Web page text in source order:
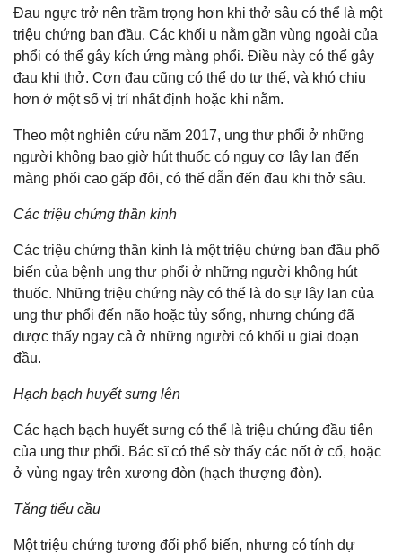
Đau ngực trở nên trầm trọng hơn khi thở sâu có thể là một
triệu chứng ban đầu. Các khối u nằm gần vùng ngoài của
phổi có thể gây kích ứng màng phổi. Điều này có thể gây
đau khi thở. Cơn đau cũng có thể do tư thế, và khó chịu
hơn ở một số vị trí nhất định hoặc khi nằm.
Theo một nghiên cứu năm 2017, ung thư phổi ở những
người không bao giờ hút thuốc có nguy cơ lây lan đến
màng phổi cao gấp đôi, có thể dẫn đến đau khi thở sâu.
Các triệu chứng thần kinh
Các triệu chứng thần kinh là một triệu chứng ban đầu phổ
biến của bệnh ung thư phổi ở những người không hút
thuốc. Những triệu chứng này có thể là do sự lây lan của
ung thư phổi đến não hoặc tủy sống, nhưng chúng đã
được thấy ngay cả ở những người có khối u giai đoạn
đầu.
Hạch bạch huyết sưng lên
Các hạch bạch huyết sưng có thể là triệu chứng đầu tiên
của ung thư phổi. Bác sĩ có thể sờ thấy các nốt ở cổ, hoặc
ở vùng ngay trên xương đòn (hạch thượng đòn).
Tăng tiểu cầu
Một triệu chứng tương đối phổ biến, nhưng có tính dự